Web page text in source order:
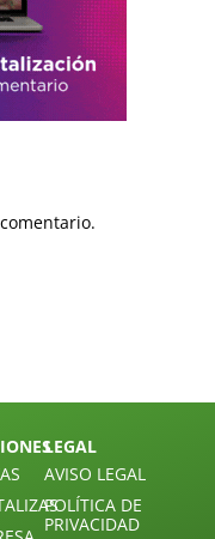
LEGAL
AVISO LEGAL
POLÍTICA DE
PRIVACIDAD